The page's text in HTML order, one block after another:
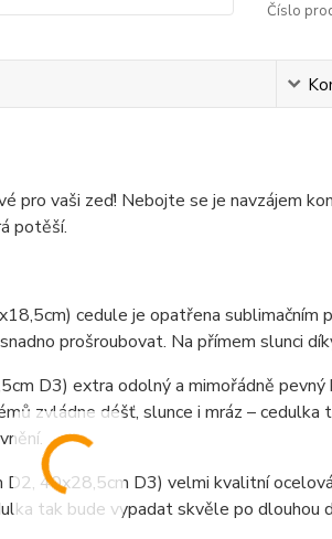
Číslo
pro vaši zeď! Nebojte se je navzájem
potěší.
cedule je opatřena sublimačním
prošroubovat. Na přímem slunci
D3) extra odolný a mimořádně
zvládne déšť, slunce i mráz – cedulka
D2, 40x28,5cm D3) velmi kvalitní
tak bude vypadat skvěle po dlouhou